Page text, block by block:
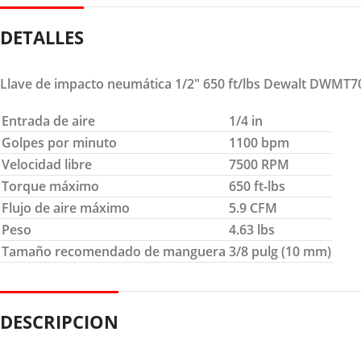
DETALLES
Llave de impacto neumática 1/2″ 650 ft/lbs Dewalt
Entrada de aire
1/4 in
Golpes por minuto
1100 bpm
Velocidad libre
7500 RPM
Torque máximo
650 ft-lbs
Flujo de aire máximo
5.9 CFM
Peso
4.63 lbs
Tamaño recomendado de manguera 3/8 pulg (10 mm)
DESCRIPCION